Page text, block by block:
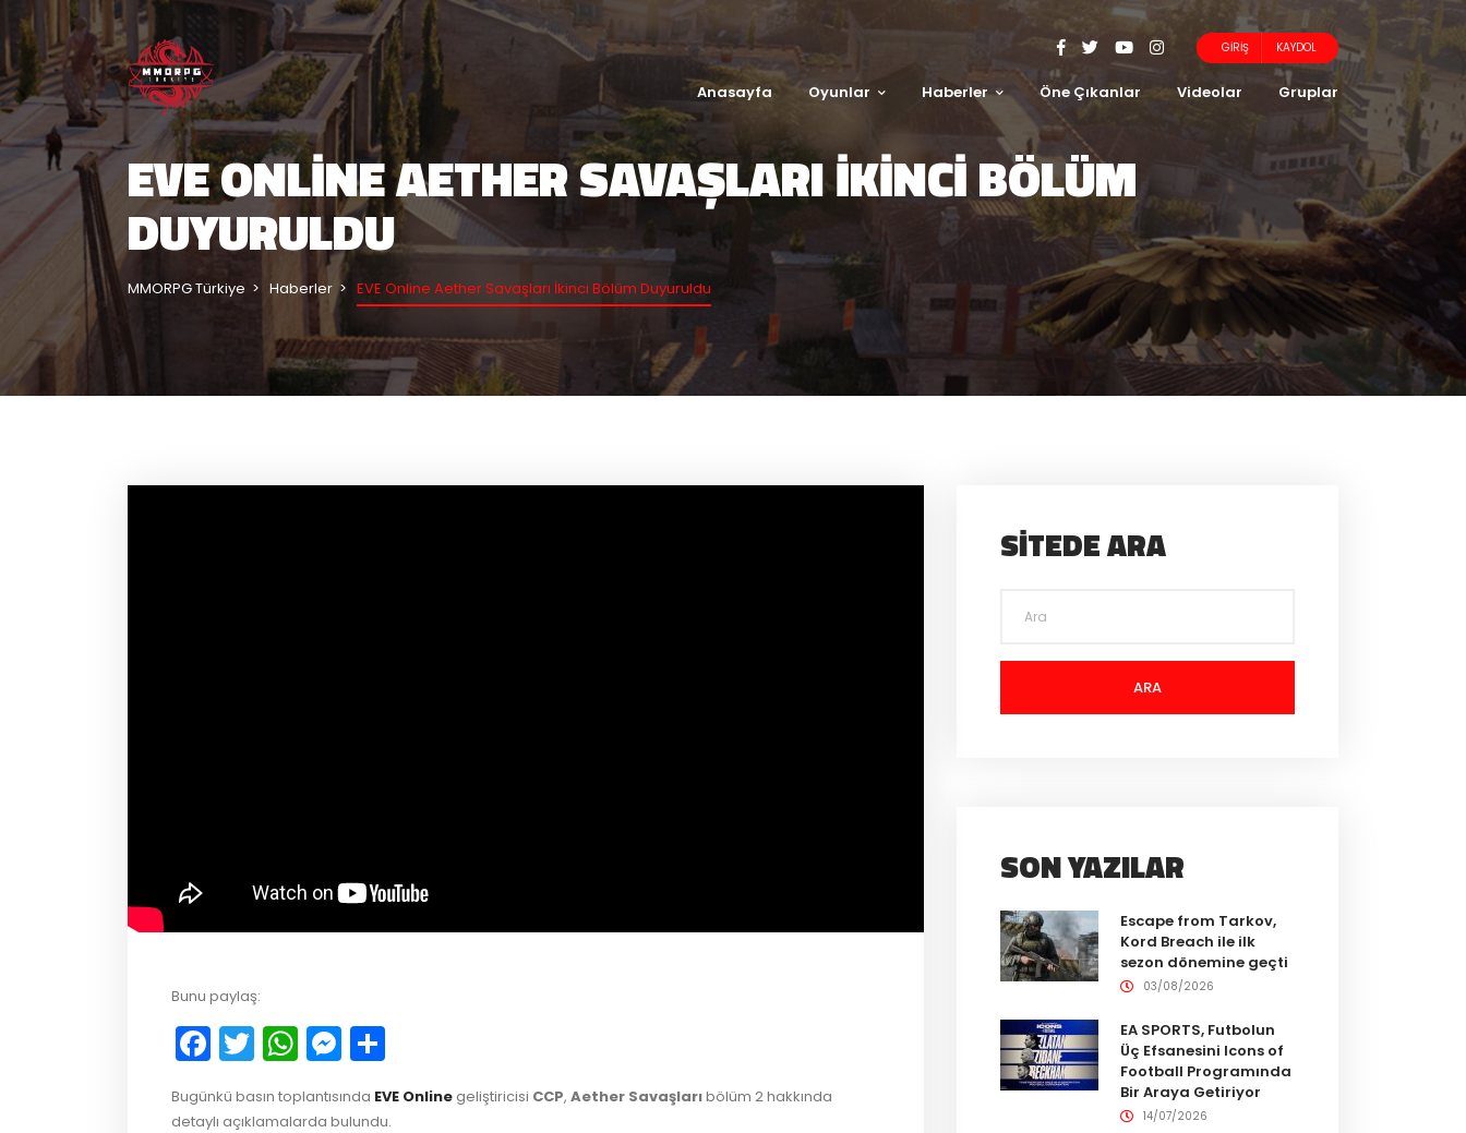
GIRIŞ KAYDOL
Anasayfa Oyunlar Haberler Öne Çıkanlar Videolar Gruplar
EVE ONLINE AETHER SAVAŞLARI İKINCI BÖLÜM
DUYURULDU
MMORPG Türkiye Haberler EVE Online Aether Savaşları İkinci Bölüm Duyuruldu
Bunu paylaş:
Facebook
Twitter
WhatsApp
Messenger
Bugünkü basın toplantısında EVE Online geliştiricisi CCP, Aether Savaşlarıbölüm 2 hakkında
detaylı açıklamalarda bulundu.
SITEDE ARA
ARA
SON YAZILAR
Escape from Tarkov,
Kord Breach ile ilk
sezon dönemine geçti
03/08/2026
EA SPORTS, Futbolun
Üç Efsanesini Icons of
Football Programında
Bir Araya Getiriyor
14/07/2026